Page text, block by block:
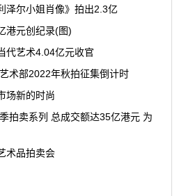
泽尔小姐肖像》拍出2.3亿
港元创纪录(图)
代艺术4.04亿元收官
术部2022年秋拍征集倒计时
场新的时尚
拍卖系列 总成交额达35亿港元 为
术品拍卖会